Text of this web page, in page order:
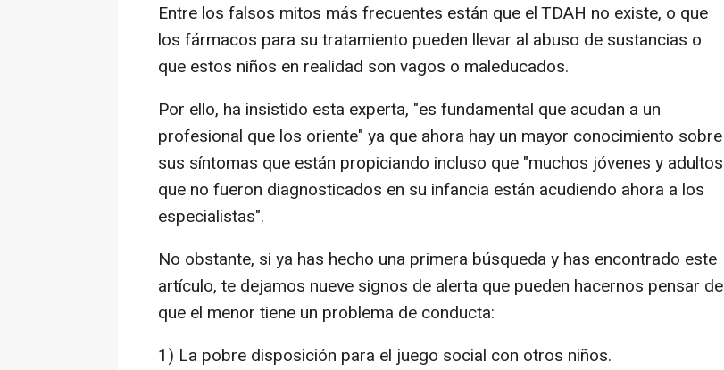
Entre los falsos mitos más frecuentes están que el TDAH no existe, o que
los fármacos para su tratamiento pueden llevar al abuso de sustancias o
que estos niños en realidad son vagos o maleducados.
Por ello, ha insistido esta experta, "es fundamental que acudan a un
profesional que los oriente" ya que ahora hay un mayor conocimiento sobre
sus síntomas que están propiciando incluso que "muchos jóvenes y adultos
que no fueron diagnosticados en su infancia están acudiendo ahora a los
especialistas".
No obstante, si ya has hecho una primera búsqueda y has encontrado este
artículo, te dejamos nueve signos de alerta que pueden hacernos pensar de
que el menor tiene un problema de conducta:
1) La pobre disposición para el juego social con otros niños.